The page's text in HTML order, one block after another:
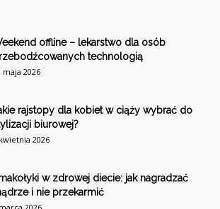
offline – lekarstwo dla osób
technologią
maja 2026
rajstopy dla kobiet w ciąży wybrać do
biurowej?
2026
w zdrowej diecie: jak nagradzać
i nie przekarmić